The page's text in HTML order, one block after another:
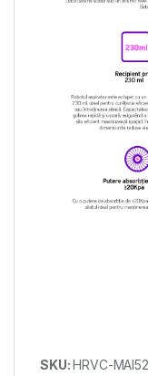
SKU:HRVC-